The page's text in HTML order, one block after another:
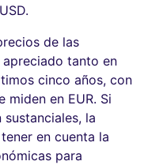
de las
apreciado tanto en
cinco años, con
miden en EUR. Si
la
en cuenta la
para